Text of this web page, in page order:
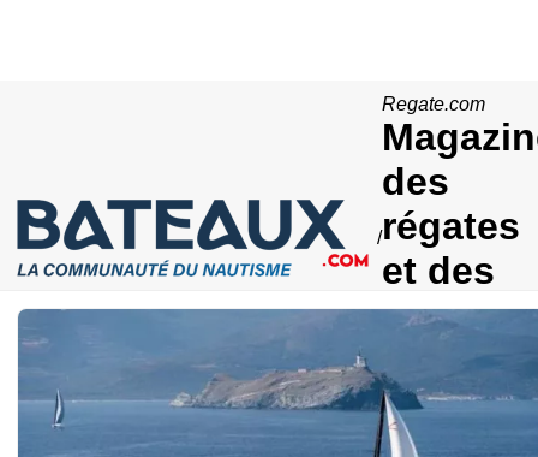
/
Regate.com
des
régates
et des
courses
au large